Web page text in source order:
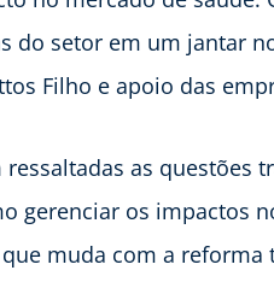
do setor em um jantar
Filho e apoio das
as questões
gerenciar os impactos
muda com a